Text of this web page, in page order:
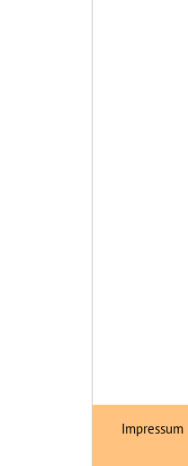
Impressum